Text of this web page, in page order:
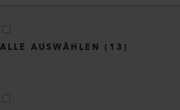
ALLE AUSWÄHLEN ( 13 )